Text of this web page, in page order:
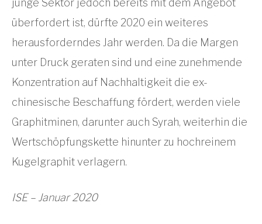
junge Sektor jedoch bereits mit dem Angebot
überfordert ist, dürfte 2020 ein weiteres
herausforderndes Jahr werden. Da die Margen
unter Druck geraten sind und eine zunehmende
Konzentration auf Nachhaltigkeit die ex-
chinesische Beschaffung fördert, werden viele
Graphitminen, darunter auch Syrah, weiterhin die
Wertschöpfungskette hinunter zu hochreinem
Kugelgraphit verlagern.
ISE – Januar 2020